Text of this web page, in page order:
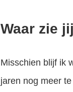
Waar zie
Misschien blijf ik
jaren nog meer